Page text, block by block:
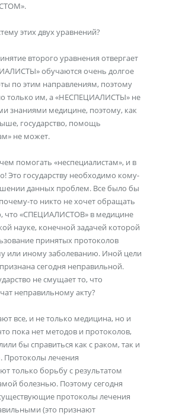
этих двух уравнений?
второго уравнения отвергает
обучаются очень долгое
по этим направлениям, поэтому
только им, а «НЕСПЕЦИАЛИСТЫ» не
знаниями медицине, поэтому, как
государство, помощь
не может.
помогать «неспециалистам», и в
Это государству необходимо кому-
данных проблем. Все было бы
то никто не хочет обращать
что «СПЕЦИАЛИСТОВ» в медицине
науке, конечной задачей которой
принятых протоколов
или иному заболеванию. Иной цели
сегодня неправильной.
не смущает то, что
неправильному акту?
все, и не только медицина, но и
пока нет методов и протоколов,
бы справиться как с раком, так и
Протоколы лечения
только борьбу с результатом
болезнью. Поэтому сегодня
протоколы лечения
(это признают